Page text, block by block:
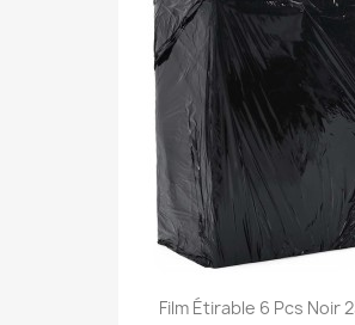
Film Étirable 6 Pcs Noir